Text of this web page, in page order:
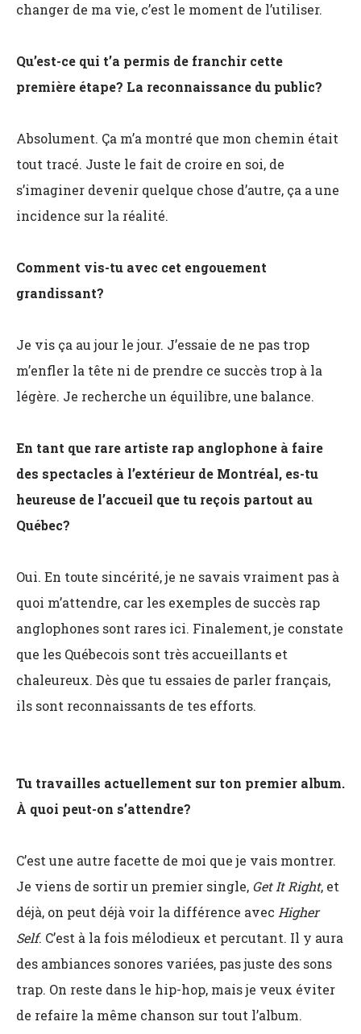
changer de ma vie, c’est le moment de l’utiliser.
Qu’est-ce qui t’a permis de franchir cette
première étape? La reconnaissance du public?
Absolument. Ça m’a montré que mon chemin était
tout tracé. Juste le fait de croire en soi, de
s’imaginer devenir quelque chose d’autre, ça a une
incidence sur la réalité.
Comment vis-tu avec cet engouement
grandissant?
Je vis ça au jour le jour. J’essaie de ne pas trop
m’enfler la tête ni de prendre ce succès trop à la
légère. Je recherche un équilibre, une balance.
En tant que rare artiste rap anglophone à faire
des spectacles à l’extérieur de Montréal, es-tu
heureuse de l’accueil que tu reçois partout au
Québec?
Oui. En toute sincérité, je ne savais vraiment pas à
quoi m’attendre, car les exemples de succès rap
anglophones sont rares ici. Finalement, je constate
que les Québecois sont très accueillants et
chaleureux. Dès que tu essaies de parler français,
ils sont reconnaissants de tes efforts.
Tu travailles actuellement sur ton premier album.
À quoi peut-on s’attendre?
C’est une autre facette de moi que je vais montrer.
Je viens de sortir un premier single, Get It Right, et
déjà, on peut déjà voir la différence avec Higher
Self. C’est à la fois mélodieux et percutant. Il y aura
des ambiances sonores variées, pas juste des sons
trap. On reste dans le hip-hop, mais je veux éviter
de refaire la même chanson sur tout l’album.